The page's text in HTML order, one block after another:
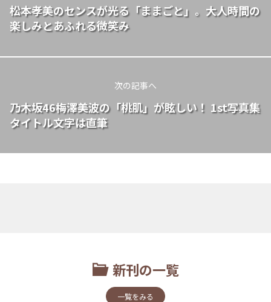
松本孝美のセンスが光る「ままごと」。大人時間の
楽しみとあふれる微笑み
次の記事へ
乃木坂46梅澤美波の「桃肌」が眩しい！ 1st写真集
タイトル文字は直筆
新刊の一覧
一覧をみる